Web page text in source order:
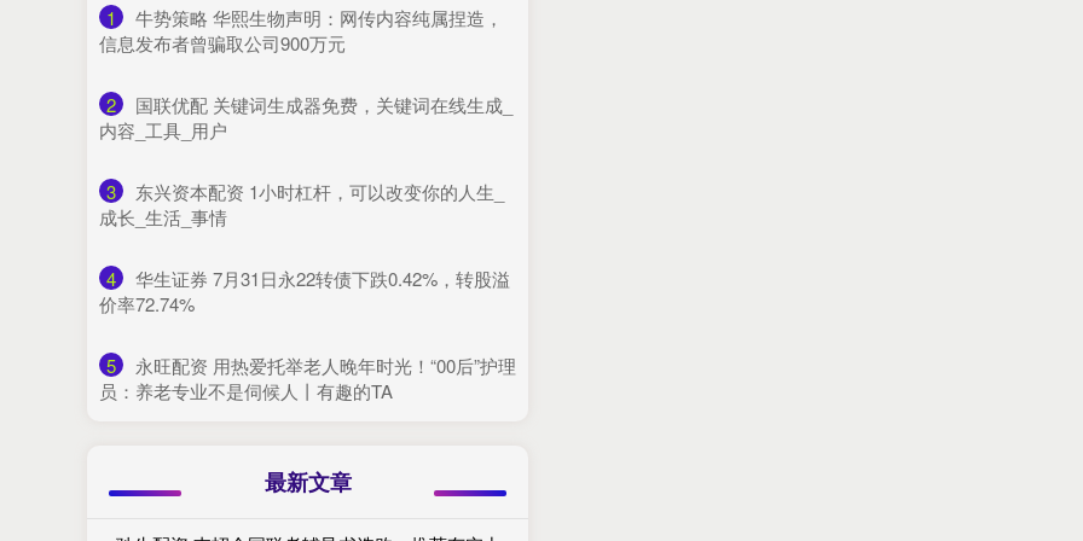
1
​牛势策略 华熙生物声明：网传内容纯属捏造，
信息发布者曾骗取公司900万元
2
​国联优配 关键词生成器免费，关键词在线生成_
内容_工具_用户
3
​东兴资本配资 1小时杠杆，可以改变你的人生_
成长_生活_事情
4
​华生证券 7月31日永22转债下跌0.42%，转股溢
价率72.74%
5
​永旺配资 用热爱托举老人晚年时光！“00后”护理
员：养老专业不是伺候人丨有趣的TA
最新文章